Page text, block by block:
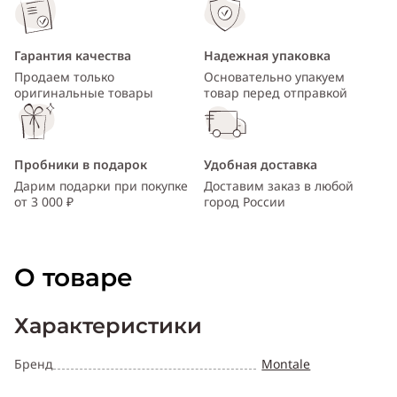
Гарантия качества
Продаем только
оригинальные товары
Надежная упаковка
Основательно упакуем
товар перед отправкой
Пробники в подарок
Дарим подарки при покупке
от 3 000 ₽
Удобная доставка
Доставим заказ в любой
город России
О товаре
Характеристики
Бренд Montale